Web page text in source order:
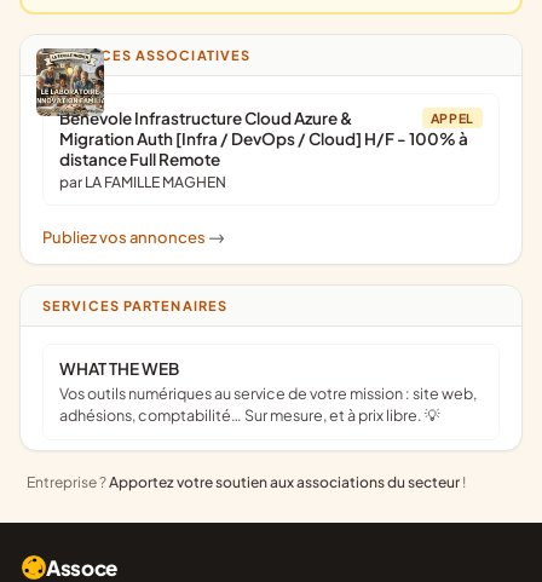
ANNONCES ASSOCIATIVES
APPEL
Bénévole Infrastructure Cloud Azure &
Migration Auth [Infra / DevOps / Cloud] H/F - 100% à
distance Full Remote
par LA FAMILLE MAGHEN
Publiez vos annonces ->
SERVICES PARTENAIRES
WHAT THE WEB
Vos outils numériques au service de votre mission : site web,
adhésions, comptabilité… Sur mesure, et à prix libre. 💡
Entreprise ?Apportez votre soutien aux associations du secteur !
Assoce